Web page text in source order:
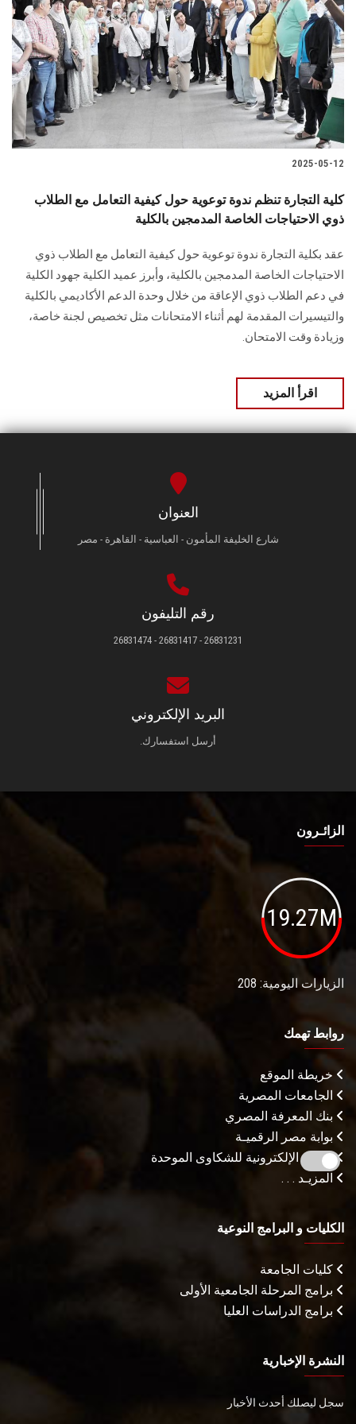
الطلاب
هيئة التدريس
الدراسات العليا
الخريجين
سجل الان
2025-05-12
كلية التجارة تنظم ندوة توعوية حول كيفية التعامل مع الطلاب
ذوي الاحتياجات الخاصة المدمجين بالكلية
عقد بكلية التجارة ندوة توعوية حول كيفية التعامل مع الطلاب ذوي
الاحتياجات الخاصة المدمجين بالكلية، وأبرز عميد الكلية جهود الكلية
في دعم الطلاب ذوي الإعاقة من خلال وحدة الدعم الأكاديمي بالكلية
والتيسيرات المقدمة لهم أثناء الامتحانات مثل تخصيص لجنة خاصة،
وزيادة وقت الامتحان.
اقرأ المزيد
العنوان
شارع الخليفة المأمون - العباسية - القاهرة - مصر
رقم التليفون
26831231 - 26831417 - 26831474
البريد الإلكتروني
أرسل استفسارك.
الزائـرون
19.27M
الزيارات اليومية: 208
روابط تهمك
خريطة الموقع
الجامعات المصرية
بنك المعرفة المصري
بوابة مصر الرقميـة
البوابة الإلكترونية للشكاوى الموحدة
المزيـد . . .
الكليات و البرامج النوعية
كليات الجامعة
برامج المرحلة الجامعية الأولى
برامج الدراسات العليا
النشرة الإخبارية
سجل ليصلك أحدث الأخبار